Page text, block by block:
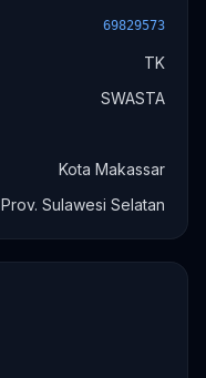
69829573
TK
SWASTA
Kota Makassar
Prov. Sulawesi Selatan